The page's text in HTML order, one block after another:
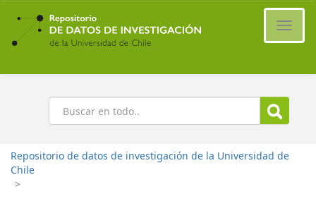
Ir
contenido
principal
Buscar
Repositorio de datos de investigación de la Universidad de
Chile
>